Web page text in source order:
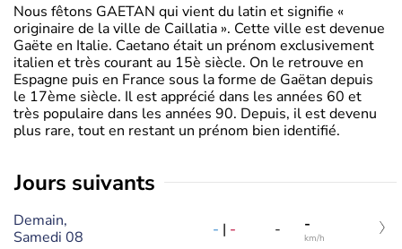
Nous fêtons GAETAN qui vient du latin et signifie «
originaire de la ville de Caillatia ». Cette ville est devenue
Gaëte en Italie. Caetano était un prénom exclusivement
italien et très courant au 15è siècle. On le retrouve en
Espagne puis en France sous la forme de Gaëtan depuis
le 17ème siècle. Il est apprécié dans les années 60 et
très populaire dans les années 90. Depuis, il est devenu
plus rare, tout en restant un prénom bien identifié.
jours suivants
Demain,
Samedi 08
- | - - -
km/h